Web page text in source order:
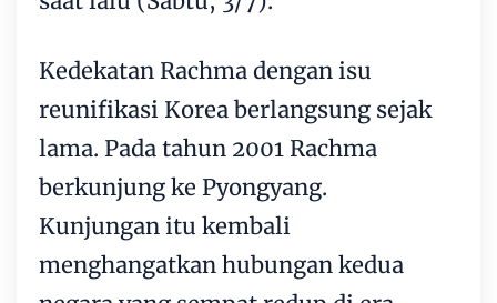
Kedekatan Rachma dengan isu
reunifikasi Korea berlangsung sejak
lama. Pada tahun 2001 Rachma
berkunjung ke Pyongyang.
Kunjungan itu kembali
menghangatkan hubungan kedua